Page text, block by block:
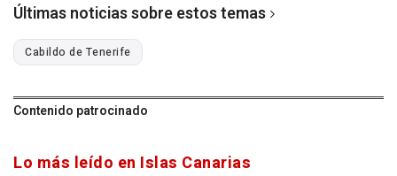
Últimas noticias sobre estos temas
Cabildo de Tenerife
Contenido patrocinado
Lo más leído en Islas Canarias